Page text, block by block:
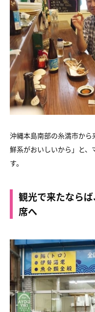
沖縄本島南部の糸満市か
鮮系がおいしいから」と、
す。
観光で来たなら
席へ